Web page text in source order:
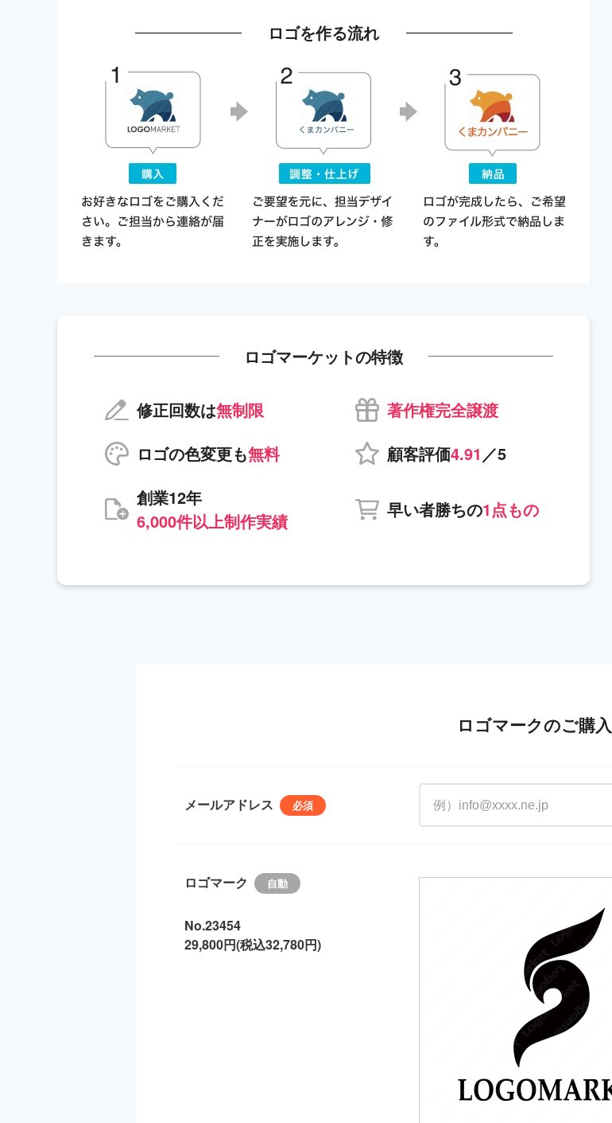
ロゴを作る流れ
ロゴマーケットの特徴
修正回数は無制限
著作権完全譲渡
ロゴの色変更も無料 顧客評価4.91 ／5
創業12年
6,000件以上制作実績
早い者勝ちの1点もの
ロゴマークのご購入
メールアドレス
ロゴマーク
No.23454
29,800円(税込32,780円)